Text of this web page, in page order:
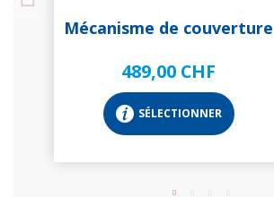
Mécanisme de couverture
489,00 CHF
SÉLECTIONNER